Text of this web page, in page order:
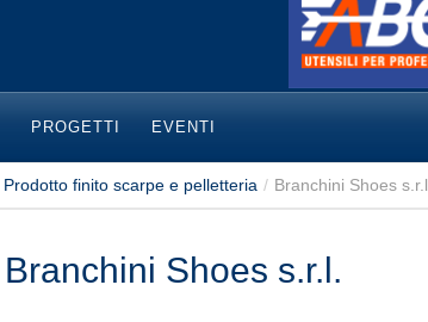
PROGETTI EVENTI
Prodotto finito scarpe e pelletteria / Branchini Shoes s.r.l.
Branchini Shoes s.r.l.